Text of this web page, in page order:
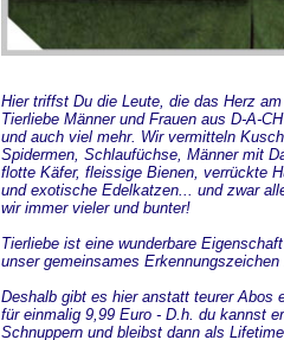
Hier triffst Du die Leute, die das Herz
Tierliebe Männer und Frauen aus D-A-
und auch viel mehr. Wir vermitteln
Spidermen, Schlaufüchse, Männer mit
flotte Käfer, fleissige Bienen, verrückte
und exotische Edelkatzen... und zwar
wir immer vieler und bunter!
Tierliebe ist eine wunderbare
unser gemeinsames
Deshalb gibt es hier anstatt teurer Abos
für einmalig 9,99 Euro - D.h. du kannst
Schnuppern und bleibst dann als